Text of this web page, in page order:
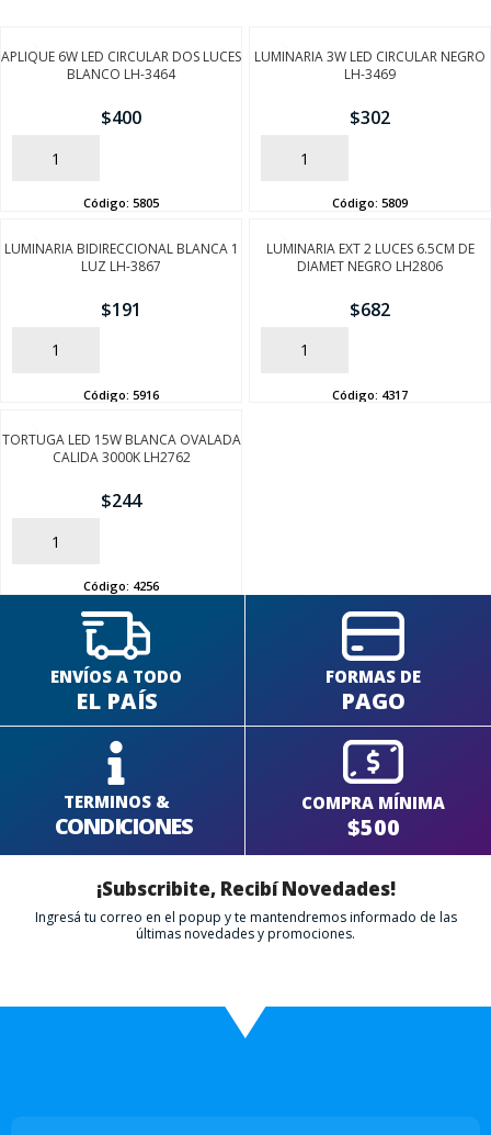
APLIQUE 6W LED CIRCULAR DOS LUCES
BLANCO LH-3464
$400
AÑADIR
Código: 5805
LUMINARIA 3W LED CIRCULAR NEGRO
LH-3469
$302
AÑADIR
Código: 5809
LUMINARIA BIDIRECCIONAL BLANCA 1
LUZ LH-3867
$191
AÑADIR
Código: 5916
LUMINARIA EXT 2 LUCES 6.5CM DE
DIAMET NEGRO LH2806
$682
AÑADIR
Código: 4317
TORTUGA LED 15W BLANCA OVALADA
CALIDA 3000K LH2762
$244
AÑADIR
Código: 4256
ENVÍOS A TODO
EL PAÍS
FORMAS DE
PAGO
TERMINOS &
CONDICIONES
COMPRA MÍNIMA
$500
¡Subscribite, Recibí Novedades!
Ingresá tu correo en el popup y te mantendremos informado de las
últimas novedades y promociones.
FINALIZÁ TU COMPRA